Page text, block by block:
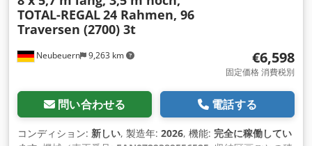
Neubeuern 9,263 km
TOTAL-REGAL24 Rahmen, 96
Traversen (2700) 3t
€6,598
固定価格 消費税別
問い合わせる 電話する
コンディション: 新しい, 製造年: 2026, 機能: 完全に稼働してい